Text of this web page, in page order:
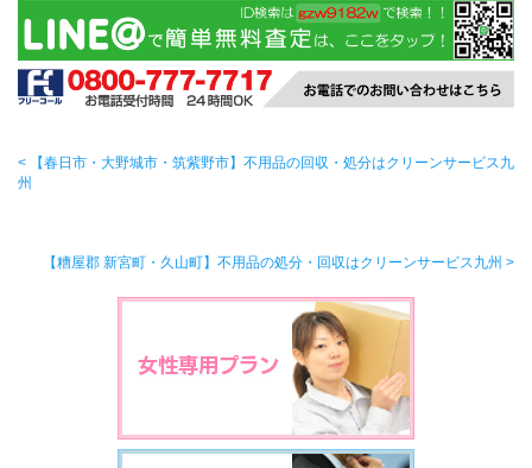
< 【春日市・大野城市・筑紫野市】不用品の回収・処分はクリーンサービス九
州
【糟屋郡 新宮町・久山町】不用品の処分・回収はクリーンサービス九州 >